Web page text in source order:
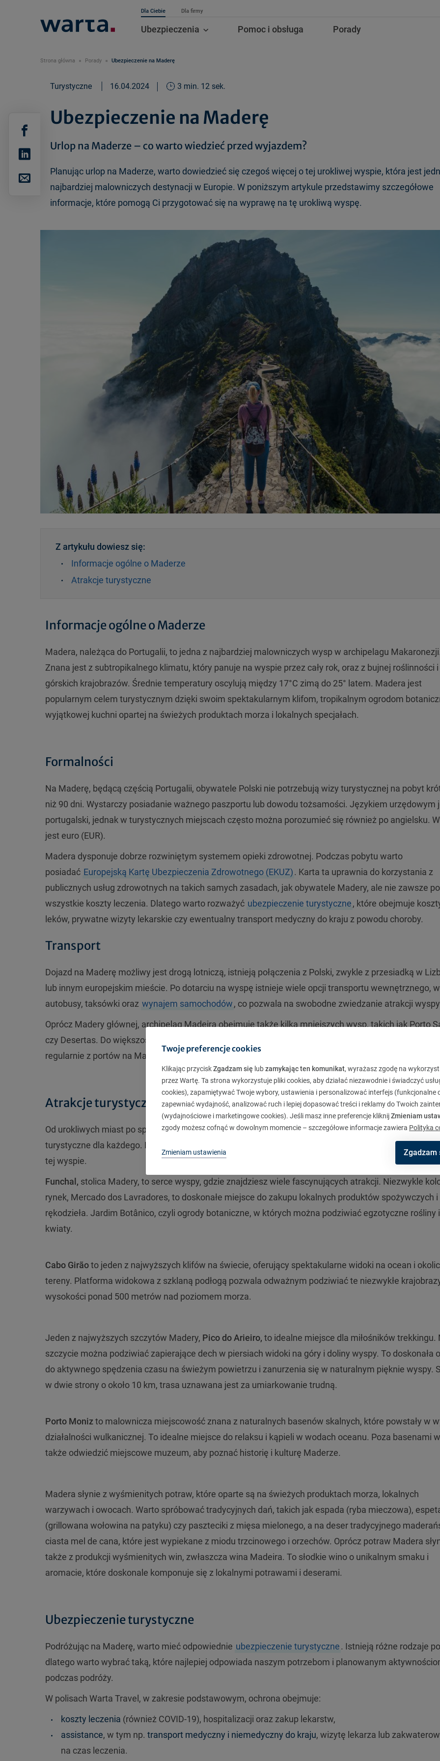
Dla Ciebie Dla firmy
Ubezpieczenia Pomoc i obsługa Porady
Strona główna Porady Ubezpieczenie na Maderę
Turystyczne 16.04.2024 3 min. 12 sek.
Ubezpieczenie na Maderę
Urlop na Maderze – co warto wiedzieć przed wyjazdem?
Planując urlop na Maderze, warto dowiedzieć się czegoś więcej o tej urokliwej wyspie, która jest
najbardziej malowniczych destynacji w Europie. W poniższym artykule przedstawimy szczegółowe
informacje, które pomogą Ci przygotować się na wyprawę na tę urokliwą wyspę.
Z artykułu dowiesz się:
Informacje ogólne o Maderze
Atrakcje turystyczne
Informacje ogólne o Maderze
Madera, należąca do Portugalii, to jedna z najbardziej malowniczych wysp w archipelagu
Znana jest z subtropikalnego klimatu, który panuje na wyspie przez cały rok, oraz z bujnej roślinności i
górskich krajobrazów. Średnie temperatury oscylują między 17°C zimą do 25° latem. Madera jest
popularnym celem turystycznym dzięki swoim spektakularnym klifom, tropikalnym ogrodom
wyjątkowej kuchni opartej na świeżych produktach morza i lokalnych specjałach.
Formalności
Na Maderę, będącą częścią Portugalii, obywatele Polski nie potrzebują wizy turystycznej na pobyt
niż 90 dni. Wystarczy posiadanie ważnego paszportu lub dowodu tożsamości. Językiem urzędowym
portugalski, jednak w turystycznych miejscach często można porozumieć się również po angielsku.
jest euro (EUR).
Madera dysponuje dobrze rozwiniętym systemem opieki zdrowotnej. Podczas pobytu warto
posiadać Europejską Kartę Ubezpieczenia Zdrowotnego (EKUZ). Karta ta uprawnia do korzystania z
publicznych usług zdrowotnych na takich samych zasadach, jak obywatele Madery, ale nie zawsze
wszystkie koszty leczenia. Dlatego warto rozważyć ubezpieczenie turystyczne, które obejmuje
leków, prywatne wizyty lekarskie czy ewentualny transport medyczny do kraju z powodu choroby.
Transport
Dojazd na Maderę możliwy jest drogą lotniczą, istnieją połączenia z Polski, zwykle z przesiadką w
lub innym europejskim mieście. Po dotarciu na wyspę istnieje wiele opcji transportu wewnętrznego,
autobusy, taksówki oraz wynajem samochodów, co pozwala na swobodne zwiedzanie atrakcji
Oprócz Madery głównej, archipelag Madeira obejmuje także kilka mniejszych wysp, takich jak Porto
czy Desertas. Do większości z tych wysp można dostać się drogą morską za pomocą promów, które
regularnie z portów na Maderze.
Atrakcje turystyczne
Od urokliwych miast po spektakularne krajobrazy górskie, Madera oferuje niezapomniane atrakcje
turystyczne dla każdego. Przedstawiamy najciekawsze miejsca, które warto uwzględnić podczas
tej wyspie.
Funchal, stolica Madery, to serce wyspy, gdzie znajdziesz wiele fascynujących atrakcji. Niezwykle
rynek, Mercado dos Lavradores, to doskonałe miejsce do zakupu lokalnych produktów spożywczych i
rękodzieła. Jardim Botânico, czyli ogrody botaniczne, w których można podziwiać egzotyczne rośliny i
kwiaty.
Cabo Girãoto jeden z najwyższych klifów na świecie, oferujący spektakularne widoki na ocean i
tereny. Platforma widokowa z szklaną podłogą pozwala odważnym podziwiać te niezwykłe
wysokości ponad 500 metrów nad poziomem morza.
Jeden z najwyższych szczytów Madery, Pico do Arieiro, to idealne miejsce dla miłośników trekkingu.
szczycie można podziwiać zapierające dech w piersiach widoki na góry i doliny wyspy. To doskonała
do aktywnego spędzenia czasu na świeżym powietrzu i zanurzenia się w naturalnym pięknie wyspy.
w dwie strony o około 10 km, trasa uznawana jest za umiarkowanie trudną.
Porto Monizto malownicza miejscowość znana z naturalnych basenów skalnych, które powstały w
działalności wulkanicznej. To idealne miejsce do relaksu i kąpieli w wodach oceanu. Poza basenami
także odwiedzić miejscowe muzeum, aby poznać historię i kulturę Maderze.
Madera słynie z wyśmienitych potraw, które oparte są na świeżych produktach morza, lokalnych
warzywach i owocach. Warto spróbować tradycyjnych dań, takich jak espada (ryba mieczowa),
(grillowana wołowina na patyku) czy paszteciki z mięsa mielonego, a na deser tradycyjnego
ciasta mel de cana, które jest wypiekane z miodu trzcinowego i orzechów. Oprócz potraw Madera
także z produkcji wyśmienitych win, zwłaszcza wina Madeira. To słodkie wino o unikalnym smaku i
aromacie, które doskonale komponuje się z lokalnymi potrawami i deserami.
Ubezpieczenie turystyczne
Podróżując na Maderę, warto mieć odpowiednie ubezpieczenie turystyczne. Istnieją różne rodzaje
dlatego warto wybrać taką, które najlepiej odpowiada naszym potrzebom i planowanym
podczas podróży.
W polisach Warta Travel, w zakresie podstawowym, ochrona obejmuje:
koszty leczenia (również COVID-19), hospitalizacji oraz zakup lekarstw,
assistance, w tym np. transport medyczny i niemedyczny do kraju, wizytę lekarza lub
na czas leczenia.
Twoje preferencje cookies
Klikając przyciskZgadzam się lubzamykając ten komunikat, wyrażasz zgodę na
przez Wartę. Ta strona wykorzystuje pliki cookies, aby działać niezawodnie i świadczyć
cookies), zapamiętywać Twoje wybory, ustawienia i personalizować interfejs (funkcjonalne
zapewniać wydajność, analizować ruch i lepiej dopasować treści i reklamy do Twoich
(wydajnościowe i marketingowe cookies). Jeśli masz inne preferencje kliknijZmieniam
zgody możesz cofnąć w dowolnym momencie – szczegółowe informacje zawiera Polityka
Zmieniam ustawienia Zgadzam